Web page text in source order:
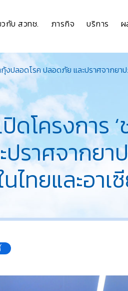
วกับ สวทช. ภารกิจ บริการ ผ
ลอดโรค ปลอดภัย และปราศจากยาป
ดโครงการ
ราศจากยา
ไทยและอาเ